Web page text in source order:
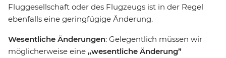
Fluggesellschaft oder des Flugzeugs ist in der Regel
ebenfalls eine geringfügige Änderung.
Wesentliche Änderungen: Gelegentlich müssen wir
möglicherweise eine „wesentliche Änderung”